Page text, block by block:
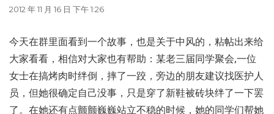
道：
2012 年 11 月 16 日 下午 1:26
今天在群里面看到一个故事，也是关于中风的，粘帖出来给
大家看看，相信对大家也有帮助：某老三届同学聚会,一位
女士在搞烤肉时绊倒，摔了一跤，旁边的朋友建议找医护人
员，但她很确定自己没事，只是穿了新鞋被砖块绊了一下罢
了。在她还有点颤颤巍巍站立不稳的时候，她的同学们帮她